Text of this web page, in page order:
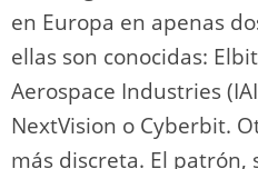
en Europa en apenas
ellas son conocidas:
Aerospace Industries
NextVision o Cyberbit.
más discreta. El patrón,